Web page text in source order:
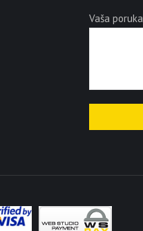
Vaša poruka